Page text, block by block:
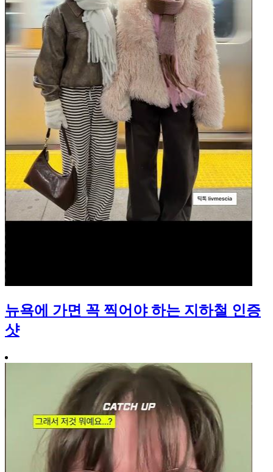
뉴욕에 가면 꼭 찍어야 하는 지하철 인증
샷